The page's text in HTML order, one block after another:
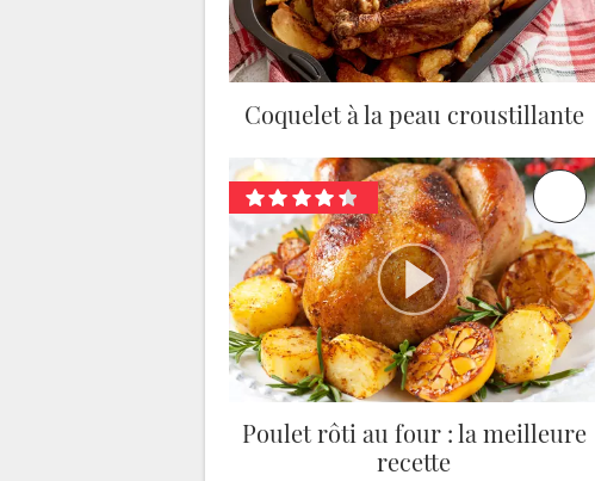
Coquelet à la peau croustillante
Poulet rôti au four : la meilleure
recette